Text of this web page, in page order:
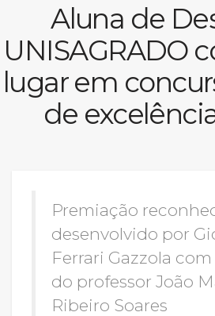
Desconto de
Biblioteca
Contatos
Calendário
UATI
Aluna de
UNISAGRADO
lugar em
de
Premiação
desenvolvido por
Ferrari Gazzola
do professor João
Ribeiro Soares